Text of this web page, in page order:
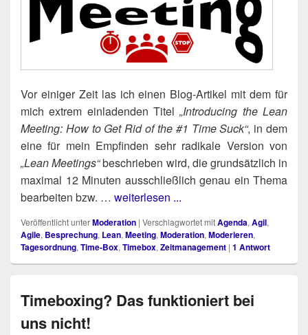
Vor eini­ger Zeit las ich einen Blog-Arti­kel mit dem für
mich extrem ein­la­den­den Titel„Intro­du­cing the Lean
Mee­ting: How to Get Rid of the #1 Time Suck“, in dem
eine für mein Emp­fin­den sehr radi­ka­le Ver­si­on von
„Lean Mee­tings“beschrie­ben wird, die grund­sätz­lich in
maxi­mal 12 Minu­ten aus­schließ­lich genau ein The­ma
bear­bei­ten bzw. … weiterlesen ...
Veröffentlicht unterModeration | Verschlagwortet mitAgenda,Agil,
Agile, Besprechung, Lean,Meeting,Moderation,Moderieren,
Tagesordnung,Time-Box,Timebox,Zeitmanagement | 1 Antwort
Timeboxing? Das funktioniert bei
uns nicht!